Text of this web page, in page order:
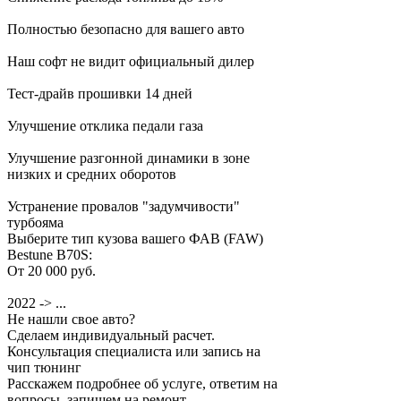
Полностью безопасно для вашего авто
Наш софт не видит официальный дилер
Тест-драйв прошивки 14 дней
Улучшение отклика педали газа
Улучшение разгонной динамики в зоне
низких и средних оборотов
Устранение провалов "задумчивости"
турбояма
Выберите тип кузова вашего ФАВ (FAW)
Bestune B70S:
От 20 000 руб.
2022 -> ...
Не нашли свое авто?
Сделаем индивидуальный расчет.
Консультация специалиста или запись на
чип тюнинг
Расскажем подробнее об услуге, ответим на